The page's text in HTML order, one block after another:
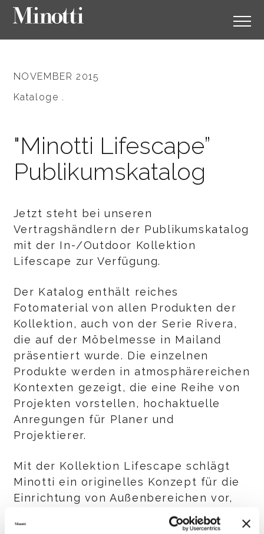
NOVEMBER 2015
Kataloge .
"Minotti Lifescape”
Publikumskatalog
Jetzt steht bei unseren
Vertragshändlern der Publikumskatalog
mit der In-/Outdoor Kollektion
Lifescape zur Verfügung.
Der Katalog enthält reiches
Fotomaterial von allen Produkten der
Kollektion, auch von der Serie Rivera,
die auf der Möbelmesse in Mailand
präsentiert wurde. Die einzelnen
Produkte werden in atmosphärereichen
Kontexten gezeigt, die eine Reihe von
Projekten vorstellen, hochaktuelle
Anregungen für Planer und
Projektierer.
Mit der Kollektion Lifescape schlägt
Minotti ein originelles Konzept für die
Einrichtung von Außenbereichen vor,
mit dem sich die Werte von zeitloser
Eleganz, Intimität und Komfort, seit